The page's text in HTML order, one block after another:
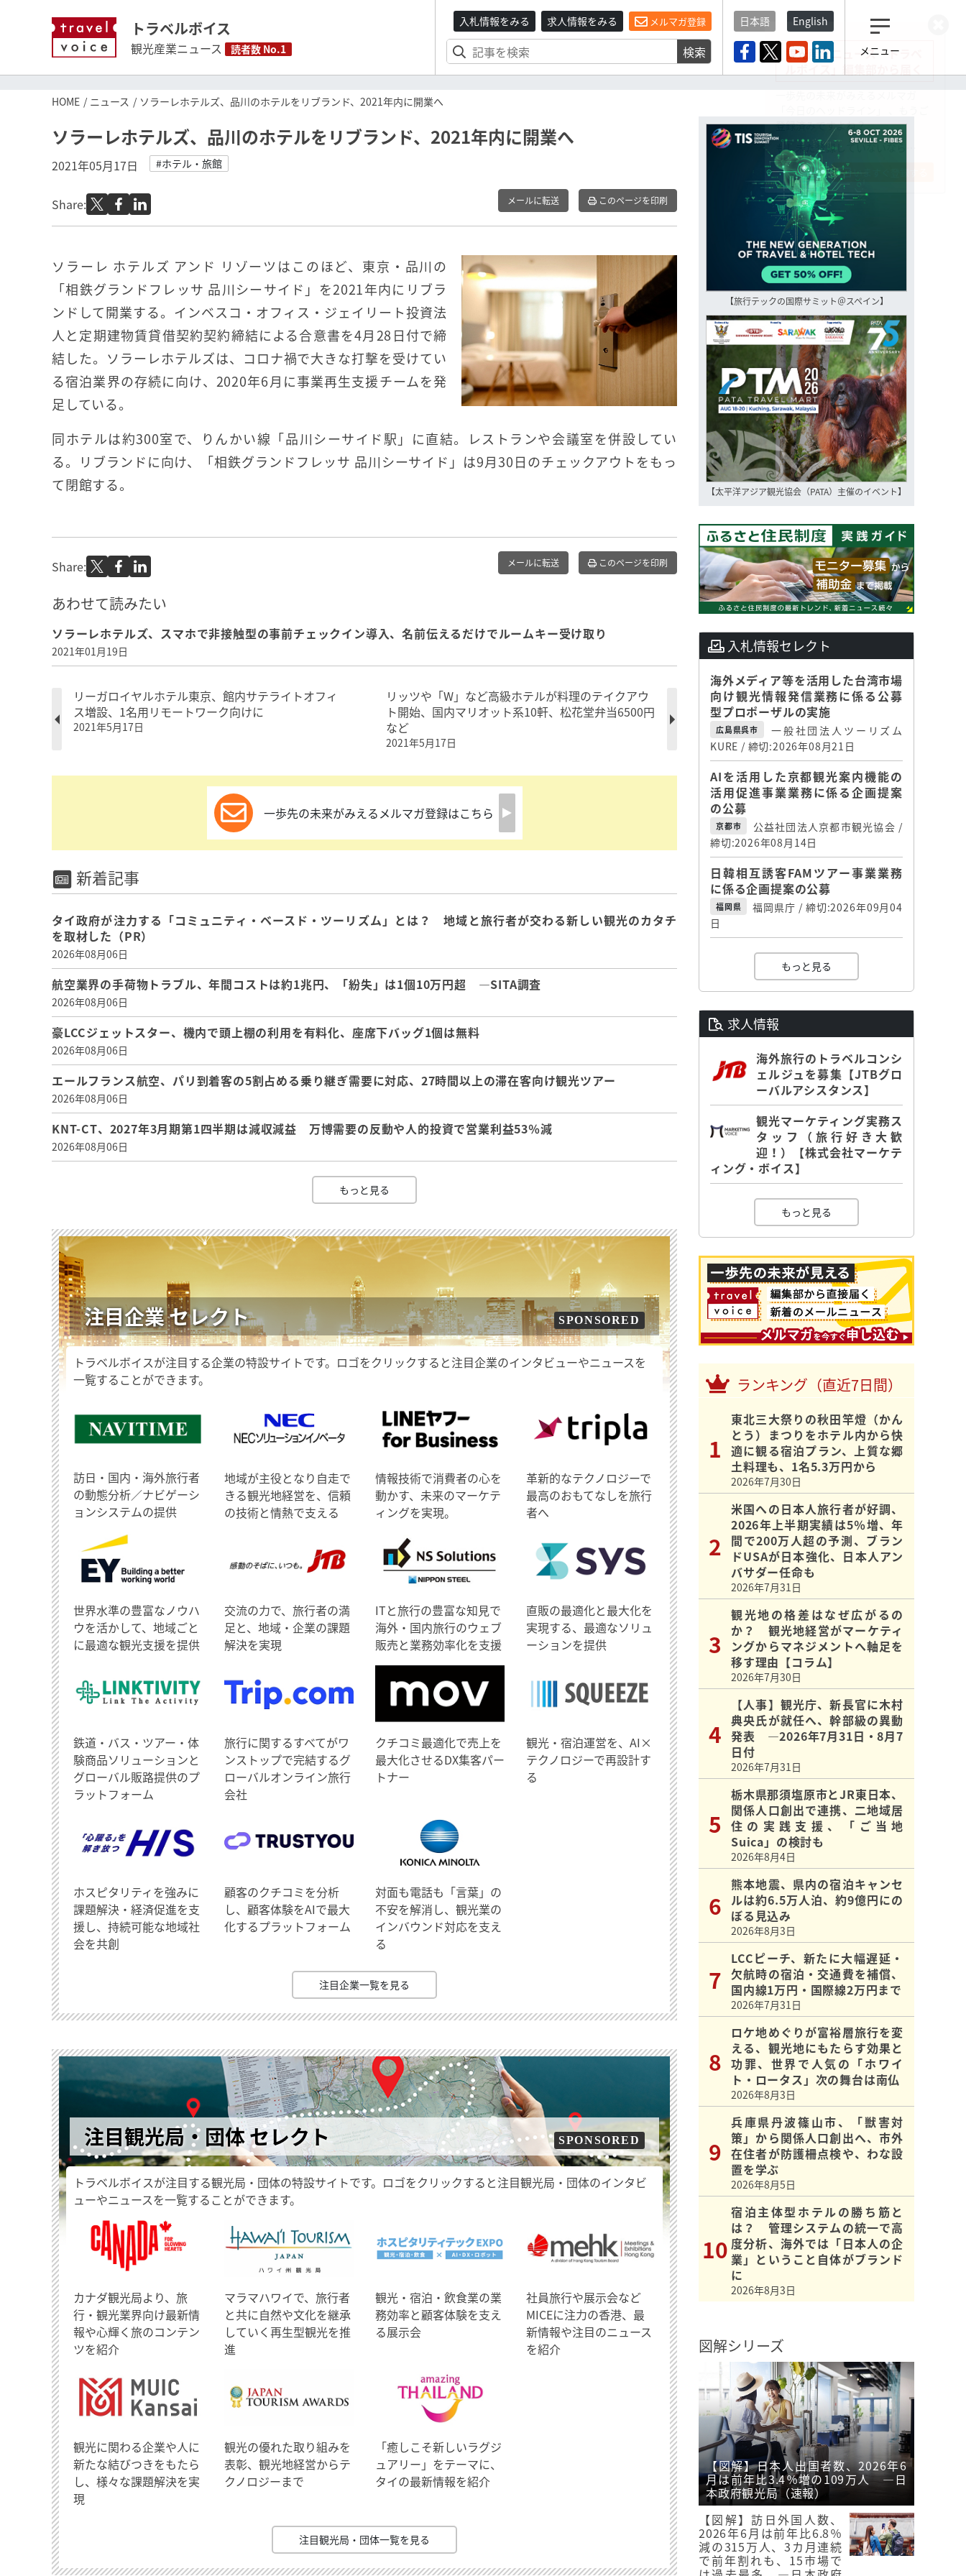
トラベルボイス
観光産業ニュース 読者数 No.1
入札情報をみる 求人情報をみる メルマガ登録
検索
日本語 English
メニュー
HOME ニュース ソラーレホテルズ、品川のホテルをリブランド、2021年内に開業へ
ソラーレホテルズ、品川のホテルをリブランド、2021年内に開業へ
2021年05月17日 #ホテル・旅館
Share: メールに転送 このページを印刷
ソラーレ ホテルズ アンド リゾーツはこのほど、東京・品川の
「相鉄グランドフレッサ 品川シーサイド」を2021年内にリブラ
ンドして開業する。インベスコ・オフィス・ジェイリート投資法
人と定期建物賃貸借契約契約締結による合意書を4月28日付で締
結した。ソラーレホテルズは、コロナ禍で大きな打撃を受けてい
る宿泊業界の存続に向け、2020年6月に事業再生支援チームを発
足している。
同ホテルは約300室で、りんかい線「品川シーサイド駅」に直結。レストランや会議室を併設してい
る。リブランドに向け、「相鉄グランドフレッサ 品川シーサイド」は9月30日のチェックアウトをもっ
て閉館する。
Share: メールに転送 このページを印刷
あわせて読みたい
ソラーレホテルズ、スマホで非接触型の事前チェックイン導入、名前伝えるだけでルームキー受け取り
2021年01月19日
リーガロイヤルホテル東京、館内サテライトオフィ
ス増設、1名用リモートワーク向けに
2021年5月17日
リッツや「W」など高級ホテルが料理のテイクアウ
ト開始、国内マリオット系10軒、松花堂弁当6500円
など
2021年5月17日
一歩先の未来がみえるメルマガ登録はこちら
新着記事
タイ政府が注力する「コミュニティ・ベースド・ツーリズム」とは？ 地域と旅行者が交わる新しい観光のカタチ
を取材した（PR）
2026年08月06日
航空業界の手荷物トラブル、年間コストは約1兆円、「紛失」は1個10万円超 ―SITA調査
2026年08月06日
豪LCCジェットスター、機内で頭上棚の利用を有料化、座席下バッグ1個は無料
2026年08月06日
エールフランス航空、パリ到着客の5割占める乗り継ぎ需要に対応、27時間以上の滞在客向け観光ツアー
2026年08月06日
KNT-CT、2027年3月期第1四半期は減収減益 万博需要の反動や人的投資で営業利益53％減
2026年08月06日
もっと見る
注目企業 セレクト SPONSORED
トラベルボイスが注目する企業の特設サイトです。ロゴをクリックすると注目企業のインタビューやニュースを
一覧することができます。
訪日・国内・海外旅行者
の動態分析／ナビゲーシ
ョンシステムの提供
地域が主役となり自走で
きる観光地経営を、信頼
の技術と情熱で支える
情報技術で消費者の心を
動かす、未来のマーケテ
ィングを実現。
革新的なテクノロジーで
最高のおもてなしを旅行
者へ
世界水準の豊富なノウハ
ウを活かして、地域ごと
に最適な観光支援を提供
交流の力で、旅行者の満
足と、地域・企業の課題
解決を実現
ITと旅行の豊富な知見で
海外・国内旅行のウェブ
販売と業務効率化を支援
直販の最適化と最大化を
実現する、最適なソリュ
ーションを提供
鉄道・バス・ツアー・体
験商品ソリューションと
グローバル販路提供のプ
ラットフォーム
旅行に関するすべてがワ
ンストップで完結するグ
ローバルオンライン旅行
会社
クチコミ最適化で売上を
最大化させるDX集客パー
トナー
観光・宿泊運営を、AI×
テクノロジーで再設計す
る
ホスピタリティを強みに
課題解決・経済促進を支
援し、持続可能な地域社
会を共創
顧客のクチコミを分析
し、顧客体験をAIで最大
化するプラットフォーム
対面も電話も「言葉」の
不安を解消し、観光業の
インバウンド対応を支え
る
注目企業一覧を見る
注目観光局・団体 セレクト SPONSORED
トラベルボイスが注目する観光局・団体の特設サイトです。ロゴをクリックすると注目観光局・団体のインタビ
ューやニュースを一覧することができます。
​カナダ観光局より、旅
行・観光業界向け最新情
報や心輝く旅のコンテン
ツを紹介
マラマハワイで、旅行者
と共に自然や文化を継承
していく再生型観光を推
進
観光・宿泊・飲食業の業
務効率と顧客体験を支え
る展示会
社員旅行や展示会など
MICEに注力の香港、最
新情報や注目のニュース
を紹介
観光に関わる企業や人に
新たな結びつきをもたら
し、様々な課題解決を実
現
観光の優れた取り組みを
表彰、観光地経営からテ
クノロジーまで
「癒しこそ新しいラグジ
ュアリー」をテーマに、
タイの最新情報を紹介
注目観光局・団体一覧を見る
【旅行テックの国際サミット＠スペイン】
【太平洋アジア観光協会（PATA）主催のイベント】
入札情報セレクト
海外メディア等を活用した台湾市場
向け観光情報発信業務に係る公募
型プロポーザルの実施
広島県呉市
一般社団法人ツーリズム
KURE / 締切:2026年08月21日
AIを活用した京都観光案内機能の
活用促進事業業務に係る企画提案
の公募
京都市
公益社団法人京都市観光協会 /
締切:2026年08月14日
日韓相互誘客FAMツアー事業業務
に係る企画提案の公募
福岡県
福岡県庁 / 締切:2026年09月04
日
もっと見る
求人情報
海外旅行のトラベルコンシ
ェルジュを募集【JTBグロ
ーバルアシスタンス】
観光マーケティング実務ス
タッフ（旅行好き大歓
迎！）【株式会社マーケテ
ィング・ボイス】
もっと見る
ランキング（直近7日間）
東北三大祭りの秋田竿燈（かん
とう）まつりをホテル内から快
適に観る宿泊プラン、上質な郷
土料理も、1名5.3万円から
2026年7月30日
米国への日本人旅行者が好調、
2026年上半期実績は5％増、年
間で200万人超の予測、ブラン
ドUSAが日本強化、日本人アン
バサダー任命も
2026年7月31日
観光地の格差はなぜ広がるの
か？ 観光地経営がマーケティ
ングからマネジメントへ軸足を
移す理由【コラム】
2026年7月30日
【人事】観光庁、新長官に木村
典央氏が就任へ、幹部級の異動
発表 ―2026年7月31日・8月7
日付
2026年7月31日
栃木県那須塩原市とJR東日本、
関係人口創出で連携、二地域居
住の実践支援、「ご当地
Suica」の検討も
2026年8月4日
熊本地震、県内の宿泊キャンセ
ルは約6.5万人泊、約9億円にの
ぼる見込み
2026年8月3日
LCCピーチ、新たに大幅遅延・
欠航時の宿泊・交通費を補償、
国内線1万円・国際線2万円まで
2026年7月31日
ロケ地めぐりが富裕層旅行を変
える、観光地にもたらす効果と
功罪、世界で人気の「ホワイ
ト・ロータス」次の舞台は南仏
2026年8月3日
兵庫県丹波篠山市、「獣害対
策」から関係人口創出へ、市外
在住者が防護柵点検や、わな設
置を学ぶ
2026年8月5日
宿泊主体型ホテルの勝ち筋と
は？ 管理システムの統一で高
度分析、海外では「日本人の企
業」ということ自体がブランド
に
2026年8月3日
図解シリーズ
【図解】日本人出国者数、2026年6
月は前年比3.4％増の109万人 ―日
本政府観光局（速報）
【図解】訪日外国人数、
2026年6月は前年比6.8％
減の315万人、3カ月連続
で前年割れも、15市場で
観光産業ニュース「トラベ
登録済みですよね？
もし未だ登録していないなら…
いますぐ登録する